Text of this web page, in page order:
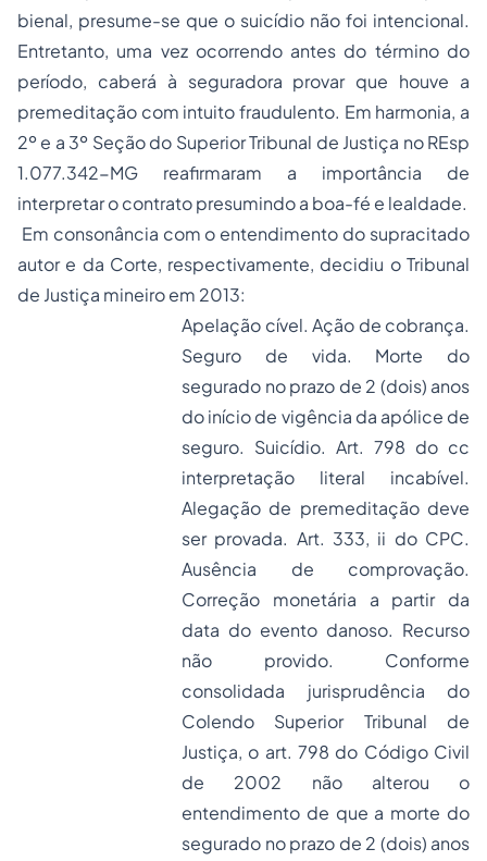
bienal, presume-se que o suicídio não foi intencional.
Entretanto, uma vez ocorrendo antes do término do
período, caberá à seguradora provar que houve a
premeditação com intuito fraudulento. Em harmonia, a
2º e a 3º Seção do Superior Tribunal de Justiça no REsp
1.077.342-MG reafirmaram a importância de
interpretar o contrato presumindo a boa-fé e lealdade.
Em consonância com o entendimento do supracitado
autor e da Corte, respectivamente, decidiu o Tribunal
de Justiça mineiro em 2013:
Apelação cível. Ação de cobrança.
Seguro de vida. Morte do
segurado no prazo de 2 (dois) anos
do início de vigência da apólice de
seguro. Suicídio. Art. 798 do cc
interpretação literal incabível.
Alegação de premeditação deve
ser provada. Art. 333, ii do CPC.
Ausência de comprovação.
Correção monetária a partir da
data do evento danoso. Recurso
não provido. Conforme
consolidada jurisprudência do
Colendo Superior Tribunal de
Justiça, o art. 798 do Código Civil
de 2002 não alterou o
entendimento de que a morte do
segurado no prazo de 2 (dois) anos